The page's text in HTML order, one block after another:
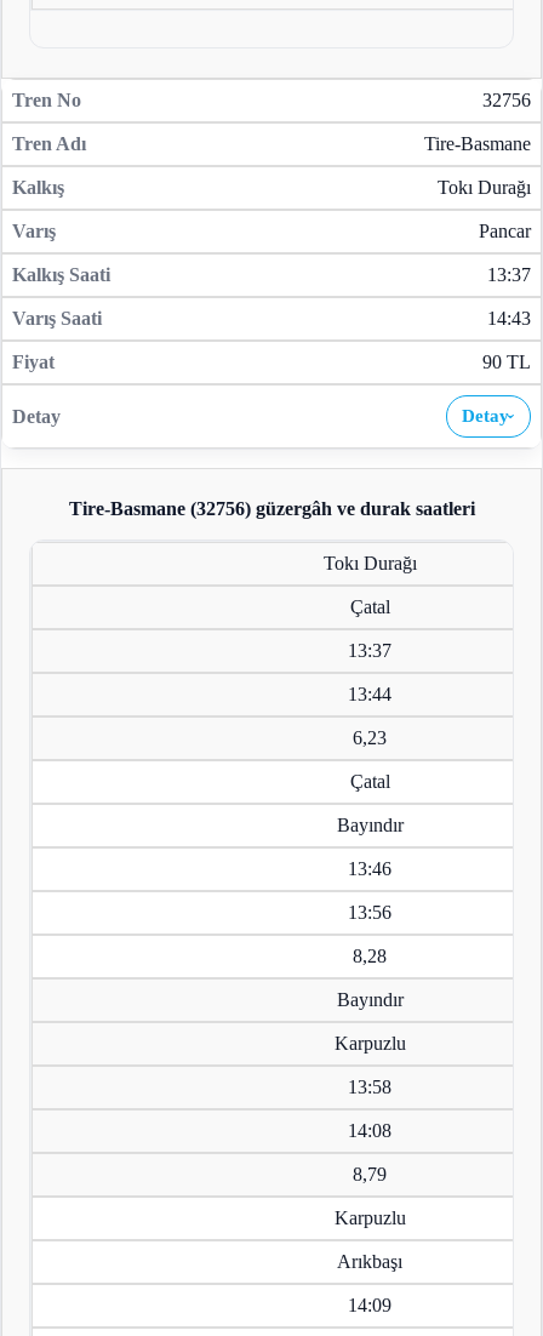
32756
Tire-Basmane
Tokı Durağı
Pancar
13:37
14:43
90 TL
Detay›
Tire-Basmane (32756)güzergâh ve durak saatleri
Tokı Durağı
Çatal
13:37
13:44
6,23
Çatal
Bayındır
13:46
13:56
8,28
Bayındır
Karpuzlu
13:58
14:08
8,79
Karpuzlu
Arıkbaşı
14:09